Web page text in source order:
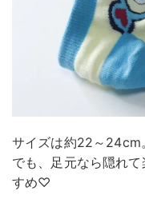
サイズは約22～24cm
でも、足元なら隠れ
すめ♡